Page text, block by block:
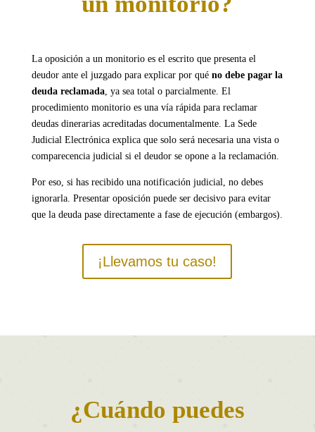
La oposición a un monitorio es el escrito que presenta el
deudor ante el juzgado para explicar por qué no debe pagar la
deuda reclamada, ya sea total o parcialmente. El
procedimiento monitorio es una vía rápida para reclamar
deudas dinerarias acreditadas documentalmente. La Sede
Judicial Electrónica explica que solo será necesaria una vista o
comparecencia judicial si el deudor se opone a la reclamación.
Por eso, si has recibido una notificación judicial, no debes
ignorarla. Presentar oposición puede ser decisivo para evitar
que la deuda pase directamente a fase de ejecución (embargos).
¡Llevamos tu caso!
¿Cuándo puedes